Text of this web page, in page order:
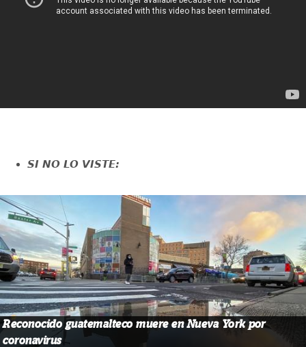
SI NO LO VISTE:
Reconocido guatemalteco muere en Nueva York por
coronavirus